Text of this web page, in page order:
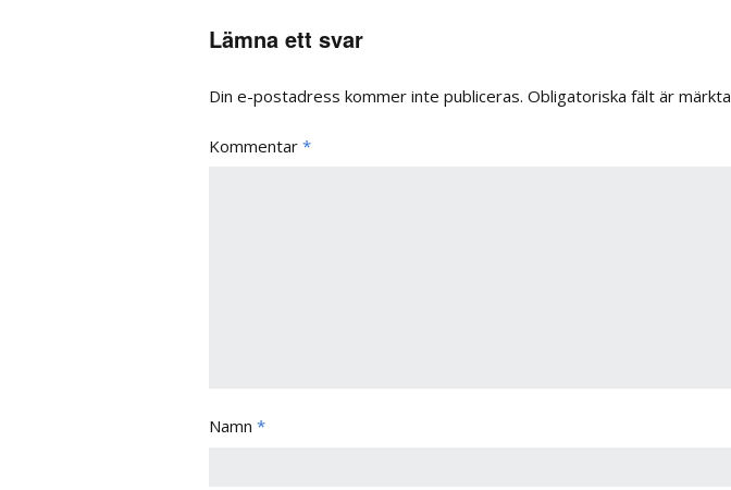
Lämna ett svar
Din e-postadress kommer inte publiceras. Obligatoriska fält är märkta
Kommentar *
Namn *